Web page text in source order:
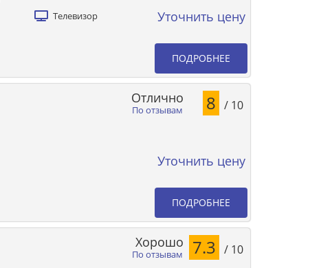
Телевизор
Уточнить цену
ПОДРОБНЕЕ
По отзывам
Отлично 8 / 10
Уточнить цену
ПОДРОБНЕЕ
По отзывам
Хорошо 7.3 / 10